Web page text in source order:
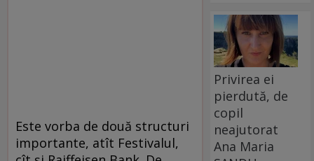
Este vorba de două structuri
importante, atît Festivalul,
Privirea ei
pierdută, de
copil
neajutorat
Ana Maria